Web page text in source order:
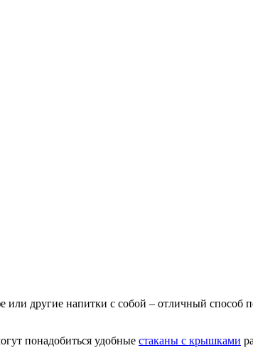
или другие напитки с собой – отличный способ
понадобиться удобные стаканы с крышками